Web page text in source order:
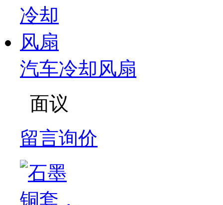
汽车冷却风扇
面议
留言询价